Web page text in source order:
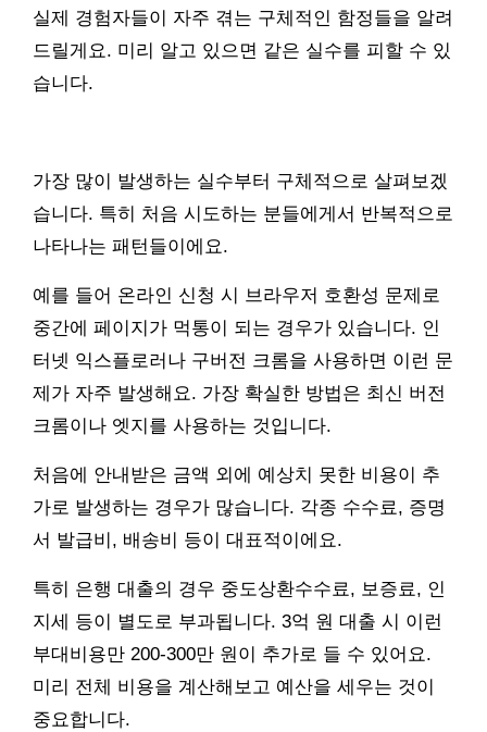
실제 경험자들이 자주 겪는 구체적인 함정들을 알려
드릴게요. 미리 알고 있으면 같은 실수를 피할 수 있
습니다.
가장 많이 발생하는 실수부터 구체적으로 살펴보겠
습니다. 특히 처음 시도하는 분들에게서 반복적으로
나타나는 패턴들이에요.
예를 들어 온라인 신청 시 브라우저 호환성 문제로
중간에 페이지가 먹통이 되는 경우가 있습니다. 인
터넷 익스플로러나 구버전 크롬을 사용하면 이런 문
제가 자주 발생해요. 가장 확실한 방법은 최신 버전
크롬이나 엣지를 사용하는 것입니다.
처음에 안내받은 금액 외에 예상치 못한 비용이 추
가로 발생하는 경우가 많습니다. 각종 수수료, 증명
서 발급비, 배송비 등이 대표적이에요.
특히 은행 대출의 경우 중도상환수수료, 보증료, 인
지세 등이 별도로 부과됩니다. 3억 원 대출 시 이런
부대비용만 200-300만 원이 추가로 들 수 있어요.
미리 전체 비용을 계산해보고 예산을 세우는 것이
중요합니다.